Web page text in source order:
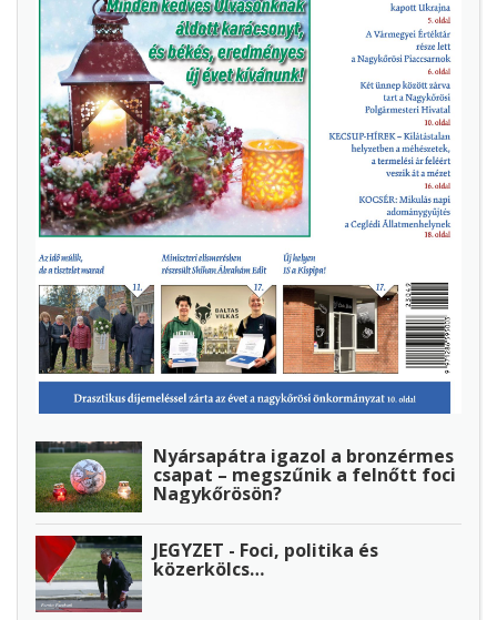
Nyársapátra igazol a bronzérmes
csapat – megszűnik a felnőtt foci
Nagykőrösön?
JEGYZET - Foci, politika és
közerkölcs…